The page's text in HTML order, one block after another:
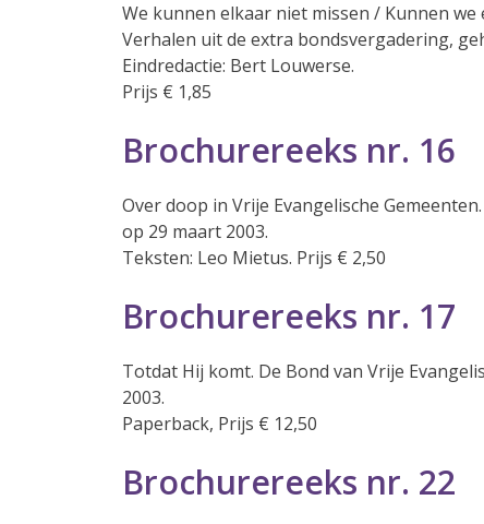
We kunnen elkaar niet missen / Kunnen we
Verhalen uit de extra bondsvergadering,
Eindredactie: Bert Louwerse.
Prijs € 1,85
Brochurereeks nr. 16
Over doop in Vrije Evangelische
op 29 maart 2003.
Teksten: Leo Mietus. Prijs € 2,50
Brochurereeks nr. 17
Totdat Hij komt. De Bond van Vrije
2003.
Paperback, Prijs € 12,50
Brochurereeks nr. 22